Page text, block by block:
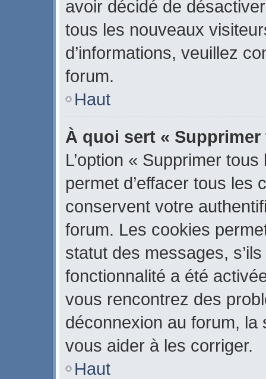
avoir décidé de
tous les nouveaux
d’informations, veuillez
forum.
Haut
À quoi sert «
L’option « Supprimer
permet d’effacer tous les
conservent votre
forum. Les cookies
statut des messages,
fonctionnalité a été
vous rencontrez des
déconnexion au forum,
vous aider à les corriger.
Haut